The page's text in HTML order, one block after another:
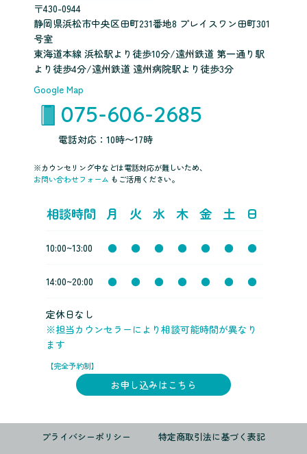
〒430-0944
静岡県浜松市中央区田町231番地8 プレイスワン田町301
号室
東海道本線 浜松駅より徒歩10分/遠州鉄道 第一通り駅
より徒歩4分/遠州鉄道 遠州病院駅より徒歩3分
Google Map
075-606-2685
電話対応：10時〜17時
※カウンセリング中などは電話対応が難しいため、
お問い合わせフォーム もご活用ください。
相談時間 月 火 水 木 金 土 日
10:00~13:00 ● ● ● ● ● ● ●
14:00~20:00 ● ● ● ● ● ● ●
定休日なし
※担当カウンセラーにより相談可能時間が異なり
ます
【完全予約制】
お申し込みはこちら
プライバシーポリシー 特定商取引法に基づく表記